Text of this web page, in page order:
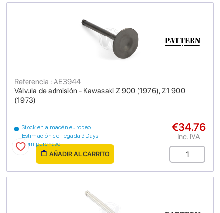
Válvula de admisión - Kawasaki Z 900 (1976), Z1 900
(1973)
Referencia : AE3944
Stock en almacén europeo
Estimación de llegada 6 Days
from purchase
€34.76
Inc. IVA
AÑADIR AL CARRITO